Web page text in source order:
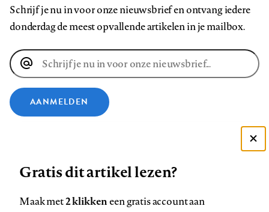
Schrijf je nu in voor onze nieuwsbrief en ontvang iedere
donderdag de meest opvallende artikelen in je mailbox.
E-
mailadres
AANMELDEN
Volg
ons
Volg
ons
Volg
ons
Volg
ons
Volg
ons
ons
Zie onze cookie policy
Gratis dit artikel lezen?
Maak met2 klikkeneen gratis account aan